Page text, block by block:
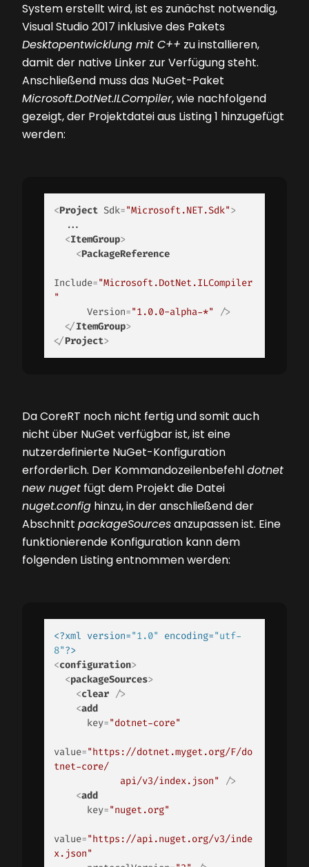
System erstellt wird, ist es zunächst notwendig,
Visual Studio 2017 inklusive des Pakets
Desktopentwicklung mit C++ zu installieren,
damit der native Linker zur Verfügung steht.
Anschließend muss das NuGet-Paket
Microsoft.DotNet.ILCompiler, wie nachfolgend
gezeigt, der Projektdatei aus Listing 1 hinzugefügt
werden:
<Project Sdk="Microsoft.NET.Sdk">
<ItemGroup>
<PackageReference
Include="Microsoft.DotNet.ILCompiler
"
Version="1.0.0-alpha-*"
/>
</ItemGroup>
</Project>
Da CoreRT noch nicht fertig und somit auch
nicht über NuGet verfügbar ist, ist eine
nutzerdefinierte NuGet-Konfiguration
erforderlich. Der Kommandozeilenbefehldotnet
new nuget fügt dem Projekt die Datei
nuget.config hinzu, in der anschließend der
Abschnitt packageSourcesanzupassen ist. Eine
funktionierende Konfiguration kann dem
folgenden Listing entnommen werden:
<?xml version="1.0" encoding="utf-
8"?>
<configuration>
<packageSources>
<clear />
<add
key="dotnet-core"
value="https://dotnet.myget.org/F/do
tnet-core/
            api/v3/index.json"
/>
<add
key="nuget.org"
value="https://api.nuget.org/v3/inde
x.json"